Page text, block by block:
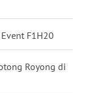
F1H20
Royong di